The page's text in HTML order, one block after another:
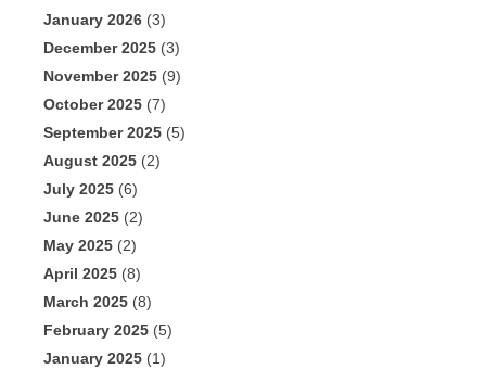
January 2026 (3)
December 2025 (3)
November 2025 (9)
October 2025 (7)
September 2025 (5)
August 2025 (2)
July 2025 (6)
June 2025 (2)
May 2025 (2)
April 2025 (8)
March 2025 (8)
February 2025 (5)
January 2025 (1)